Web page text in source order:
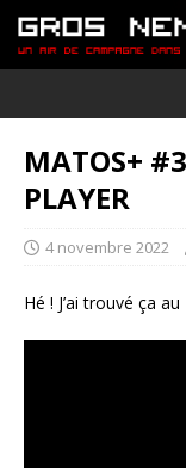
MATOS+
PLAYER
4 novembre 2022
Hé ! J’ai trouvé ça